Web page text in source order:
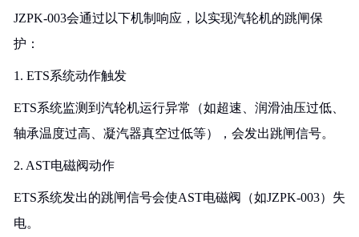
JZPK-003会通过以下机制响应，以实现汽轮机的跳闸保
护：
1. ETS系统动作触发
ETS系统监测到汽轮机运行异常（如超速、润滑油压过低、
轴承温度过高、凝汽器真空过低等），会发出跳闸信号。
2. AST电磁阀动作
ETS系统发出的跳闸信号会使AST电磁阀（如JZPK-003）失
电。